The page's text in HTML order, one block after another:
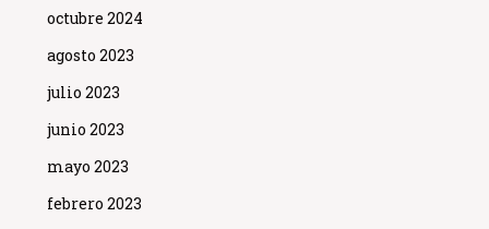
octubre 2024
agosto 2023
julio 2023
junio 2023
mayo 2023
febrero 2023